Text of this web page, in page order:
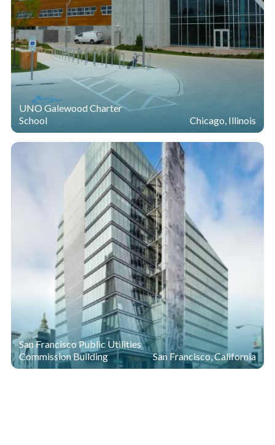
UNO Galewood Charter
School
Chicago, Illinois
San Francisco Public Utilities
Commission Building
San Francisco, California